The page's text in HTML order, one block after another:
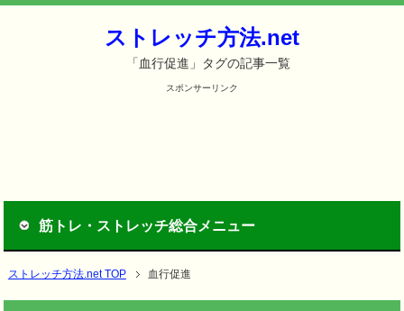
ストレッチ方法.net
「血行促進」タグの記事一覧
スポンサーリンク
筋トレ・ストレッチ総合メニュー
ストレッチ方法.net TOP 血行促進